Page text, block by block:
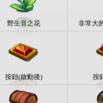
野生音之花 非常大
按鈕(啟動後) 按